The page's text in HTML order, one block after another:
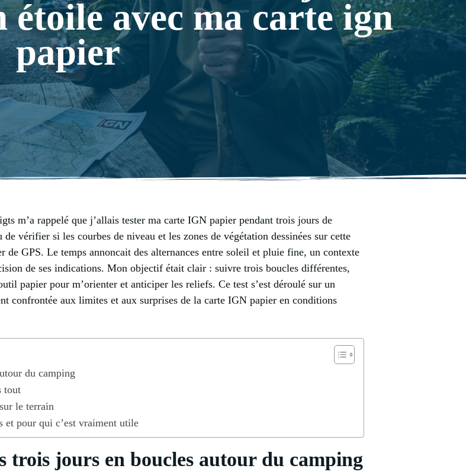
étoile avec ma carte ign
papier
m’a rappelé que j’allais tester ma carte IGN papier pendant trois jours de
vérifier si les courbes de niveau et les zones de végétation dessinées sur cette
de GPS. Le temps annoncait des alternances entre soleil et pluie fine, un contexte
de ses indications. Mon objectif était clair : suivre trois boucles différentes,
papier pour m’orienter et anticiper les reliefs. Ce test s’est déroulé sur un
confrontée aux limites et aux surprises de la carte IGN papier en conditions
du camping
tout
le terrain
et pour qui c’est vraiment utile
trois jours en boucles autour du camping